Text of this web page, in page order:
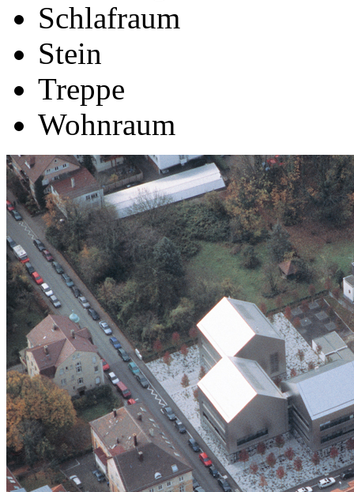
Schlafraum
Stein
Treppe
Wohnraum